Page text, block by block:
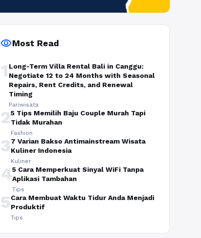
visibilityMost Read
1 Long-Term Villa Rental Bali in Canggu:
Negotiate 12 to 24 Months with Seasonal
Repairs, Rent Credits, and Renewal
Timing
Pariwisata
25 Tips Memilih Baju Couple Murah Tapi
Tidak Murahan
Fashion
37 Varian Bakso Antimainstream Wisata
Kuliner Indonesia
Kuliner
45 Cara Memperkuat Sinyal WiFi Tanpa
Aplikasi Tambahan
Tips
5Cara Membuat Waktu Tidur Anda Menjadi
Produktif
Tips